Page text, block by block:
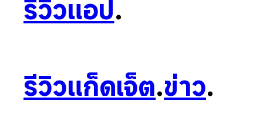
รีวิวแอป.
รีวิวแก็ดเจ็ต.ข่าว.